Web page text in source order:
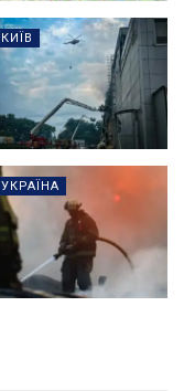
КИЇВ
УКРАЇНА